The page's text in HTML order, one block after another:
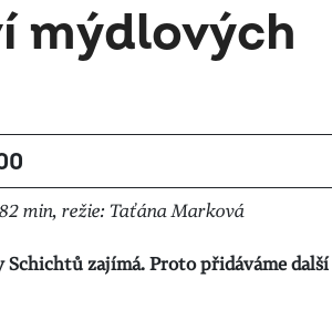
mýdlových
min, režie: Taťána Marková
Schichtů zajímá. Proto přidáváme další